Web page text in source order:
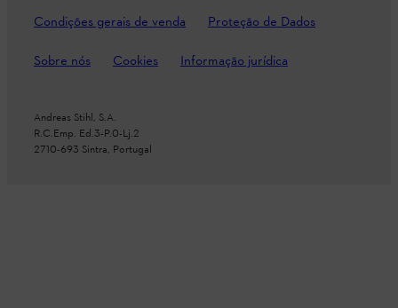
Condições gerais de venda Proteção de Dados
Sobre nós Cookies Informação jurídica
Andreas Stihl, S.A.
R.C.Emp. Ed.3-P.0-Lj.2
2710-693 Sintra, Portugal